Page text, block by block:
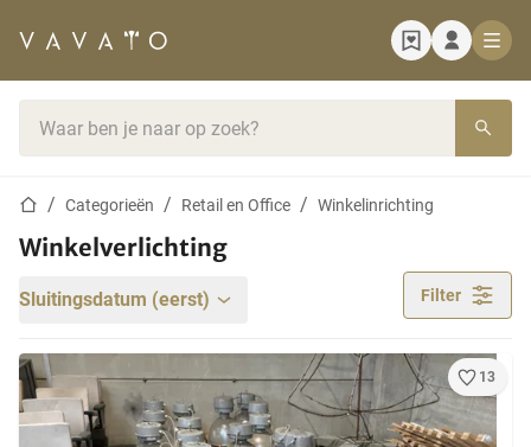
StartpaginaCategorieën Retail en Office Winkelinrichting
Winkelverlichting
Sluitingsdatum (eerst) Filter
13